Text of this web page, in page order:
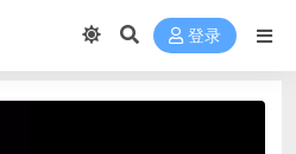
登录